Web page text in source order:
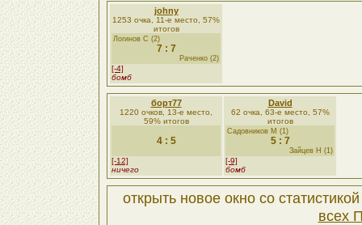
johny
1253 очка, 11-е место, 57%
итогов
Логинов С (2)
7 : 7
Раченко (2)
[-4]
бомб
борт77
1220 очков, 13-е место,
59% итогов
4 : 5
[-12]
ничего
David
62 очка, 63-е место, 57%
итогов
Садовников М (1)
5 : 7
Зайцев Н (1)
[-9]
бомб
открыть новое окно со
всех